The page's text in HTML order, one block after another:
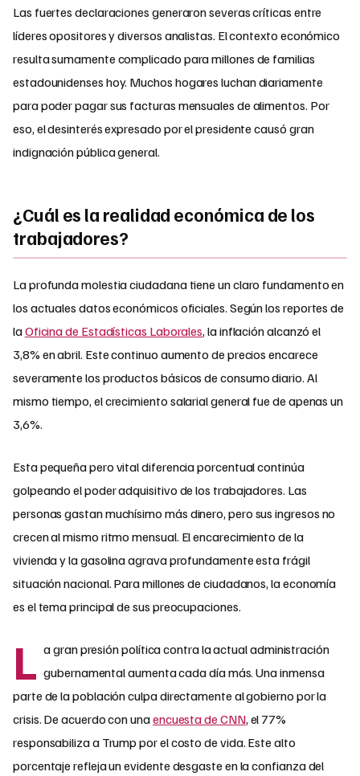
Las fuertes declaraciones generaron severas críticas entre
líderes opositores y diversos analistas. El contexto económico
resulta sumamente complicado para millones de familias
estadounidenses hoy. Muchos hogares luchan diariamente
para poder pagar sus facturas mensuales de alimentos. Por
eso, el desinterés expresado por el presidente causó gran
indignación pública general.
¿Cuál es la realidad económica de los
trabajadores?
La profunda molestia ciudadana tiene un claro fundamento en
los actuales datos económicos oficiales. Según los reportes de
laOficina de Estadísticas Laborales, la inflación alcanzó el
3,8% en abril. Este continuo aumento de precios encarece
severamente los productos básicos de consumo diario. Al
mismo tiempo, el crecimiento salarial general fue de apenas un
3,6%.
Esta pequeña pero vital diferencia porcentual continúa
golpeando el poder adquisitivo de los trabajadores. Las
personas gastan muchísimo más dinero, pero sus ingresos no
crecen al mismo ritmo mensual. El encarecimiento de la
vivienda y la gasolina agrava profundamente esta frágil
situación nacional. Para millones de ciudadanos, la economía
es el tema principal de sus preocupaciones.
L a gran presión política contra la actual administración
gubernamental aumenta cada día más. Una inmensa
parte de la población culpa directamente al gobierno por la
crisis. De acuerdo con unaencuesta de CNN, el 77%
responsabiliza a Trump por el costo de vida. Este alto
porcentaje refleja un evidente desgaste en la confianza del